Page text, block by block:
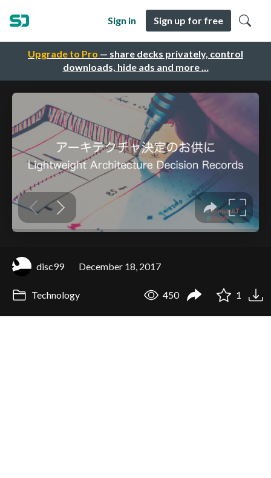
Upgrade to Pro — share decks privately, control
downloads, hide ads and more …
Sign in Sign up for free
disc99 December 18, 2017
Technology 450 1